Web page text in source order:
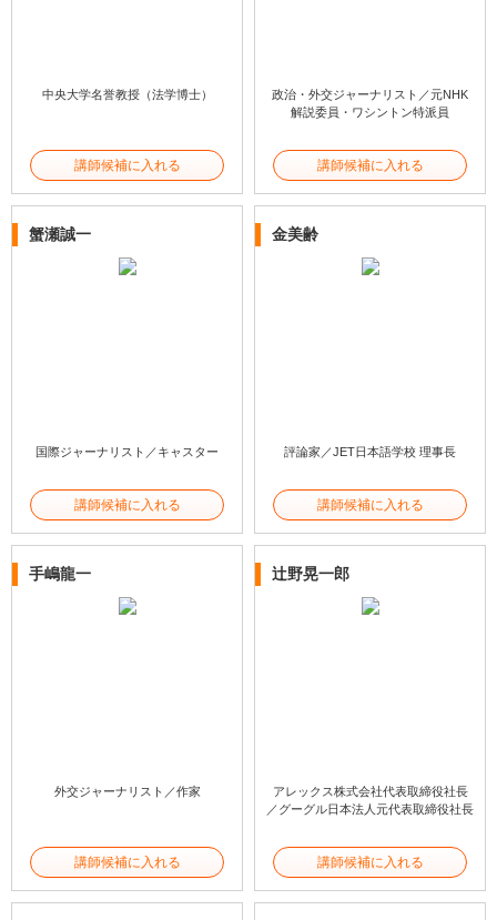
中央大学名誉教授（法学博士）
講師候補に入れる
政治・外交ジャーナリスト／元NHK
解説委員・ワシントン特派員
講師候補に入れる
蟹瀬誠一
国際ジャーナリスト／キャスター
講師候補に入れる
金美齢
評論家／JET日本語学校 理事長
講師候補に入れる
手嶋龍一
外交ジャーナリスト／作家
講師候補に入れる
辻野晃一郎
アレックス株式会社代表取締役社長
／グーグル日本法人元代表取締役社長
講師候補に入れる